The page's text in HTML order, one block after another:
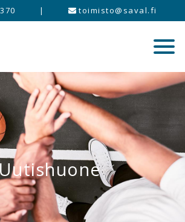
| toimisto@saval.fi
Uutishuone